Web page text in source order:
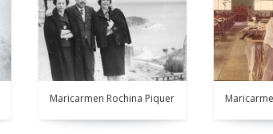
Maricarmen Rochina Piquer